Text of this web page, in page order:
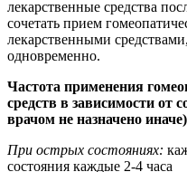
лекарственные средства
сочетать прием
лекарственными
одновременно.
Частота применения
средств в зависимости от
врачом не назначено
При острых состояниях:
состояния каждые 2-4 часа